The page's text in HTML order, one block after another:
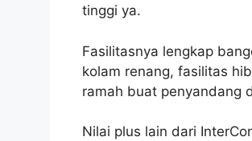
tinggi ya.
Fasilitasnya lengkap
kolam renang, fasilitas
ramah buat penyandang
Nilai plus lain dari